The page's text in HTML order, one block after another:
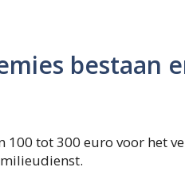
bestaan
100 tot 300 euro voor het